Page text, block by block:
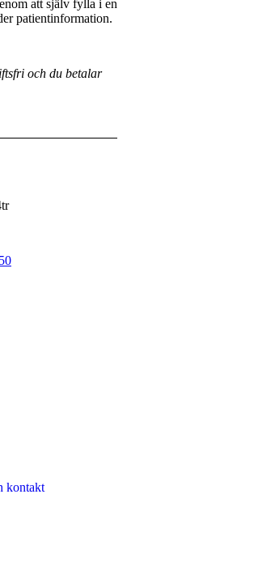
att själv fylla i en
patientinformation.
och du betalar
4tr
kontakt